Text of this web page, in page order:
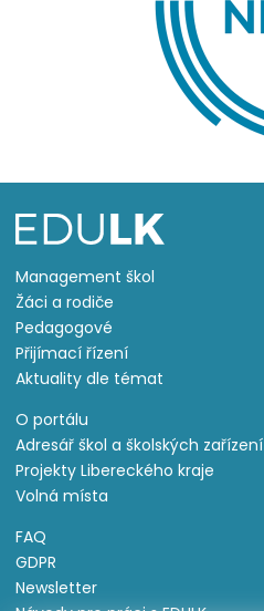
Management škol
Žáci a rodiče
Pedagogové
Přijímací řízení
Aktuality dle témat
O portálu
Adresář škol a školských zařízení
Projekty Libereckého kraje
Volná místa
FAQ
GDPR
Newsletter